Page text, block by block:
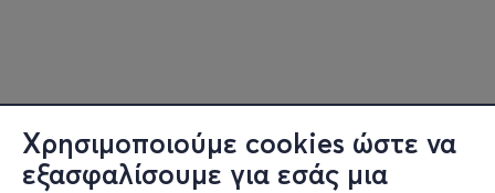
Χρησιμοποιούμε cookies ώστε να
εξασφαλίσουμε για εσάς μια